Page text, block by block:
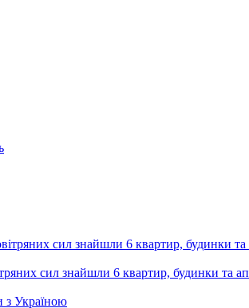
сил знайшли 6 квартир, будинки та